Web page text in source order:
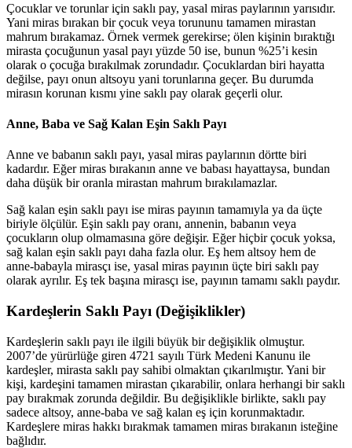
Çocuklar ve torunlar için saklı pay, yasal miras paylarının yarısıdır.
Yani miras bırakan bir çocuk veya torununu tamamen mirastan
mahrum bırakamaz. Örnek vermek gerekirse; ölen kişinin bıraktığı
mirasta çocuğunun yasal payı yüzde 50 ise, bunun %25’i kesin
olarak o çocuğa bırakılmak zorundadır. Çocuklardan biri hayatta
değilse, payı onun altsoyu yani torunlarına geçer. Bu durumda
mirasın korunan kısmı yine saklı pay olarak geçerli olur.
Anne, Baba ve Sağ Kalan Eşin Saklı Payı
Anne ve babanın saklı payı, yasal miras paylarının dörtte biri
kadardır. Eğer miras bırakanın anne ve babası hayattaysa, bundan
daha düşük bir oranla mirastan mahrum bırakılamazlar.
Sağ kalan eşin saklı payı ise miras payının tamamıyla ya da üçte
biriyle ölçülür. Eşin saklı pay oranı, annenin, babanın veya
çocukların olup olmamasına göre değişir. Eğer hiçbir çocuk yoksa,
sağ kalan eşin saklı payı daha fazla olur. Eş hem altsoy hem de
anne-babayla mirasçı ise, yasal miras payının üçte biri saklı pay
olarak ayrılır. Eş tek başına mirasçı ise, payının tamamı saklı paydır.
Kardeşlerin Saklı Payı (Değişiklikler)
Kardeşlerin saklı payı ile ilgili büyük bir değişiklik olmuştur.
2007’de yürürlüğe giren 4721 sayılı Türk Medeni Kanunu ile
kardeşler, mirasta saklı pay sahibi olmaktan çıkarılmıştır. Yani bir
kişi, kardeşini tamamen mirastan çıkarabilir, onlara herhangi bir saklı
pay bırakmak zorunda değildir. Bu değişiklikle birlikte, saklı pay
sadece altsoy, anne-baba ve sağ kalan eş için korunmaktadır.
Kardeşlere miras hakkı bırakmak tamamen miras bırakanın isteğine
bağlıdır.